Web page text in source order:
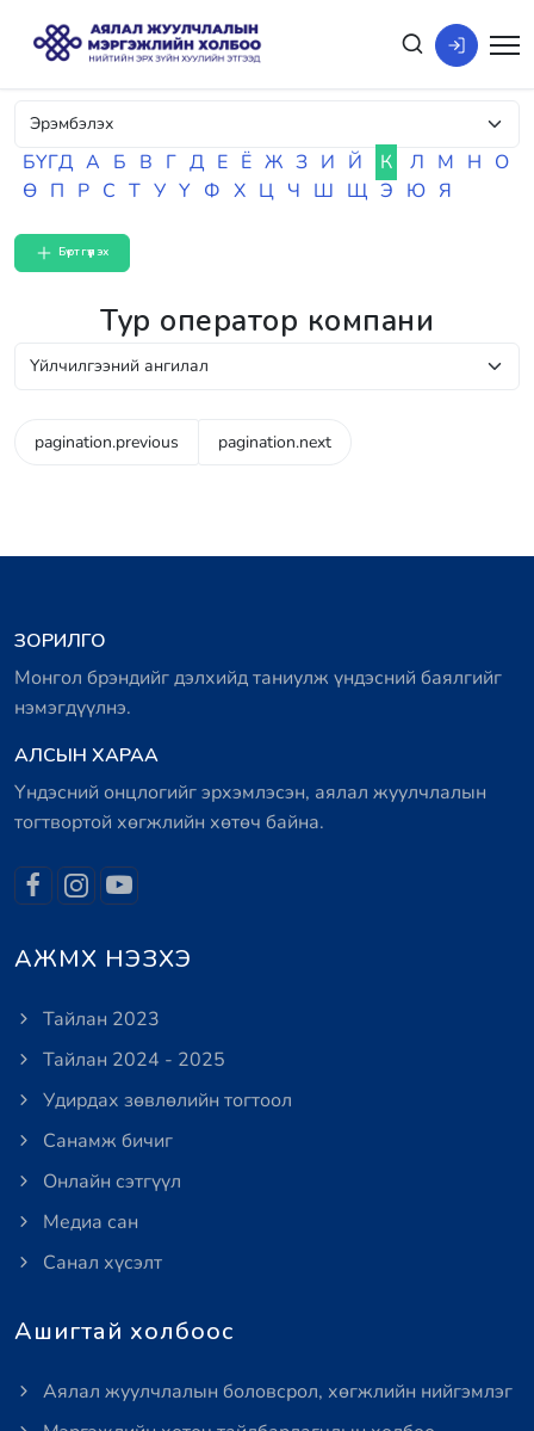
БҮГД А Б В Г Д Е Ё Ж З И Й К Л М Н О
Ө П Р С Т У Ү Ф Х Ц Ч Ш Щ Э Ю Я
Бүртгүүлэх
Тур оператор компани
pagination.previous pagination.next
ЗОРИЛГО
Монгол брэндийг дэлхийд таниулж үндэсний баялгийг
нэмэгдүүлнэ.
АЛСЫН ХАРАА
Үндэсний онцлогийг эрхэмлэсэн, аялал жуулчлалын
тогтвортой хөгжлийн хөтөч байна.
АЖМХ НЭЗХЭ
Тайлан 2023
Тайлан 2024 - 2025
Удирдах зөвлөлийн тогтоол
Санамж бичиг
Онлайн сэтгүүл
Медиа сан
Санал хүсэлт
Ашигтай холбоос
Аялал жуулчлалын боловсрол, хөгжлийн нийгэмлэг